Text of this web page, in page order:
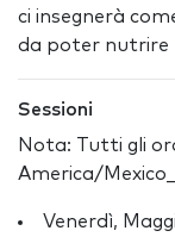
ci insegnerà
da poter nutrire
Sessioni
Nota: Tutti gli
America/
Venerdì,